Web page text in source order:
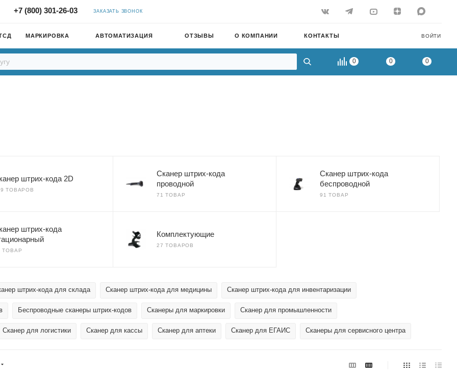
+7 (800) 301-26-03 ЗАКАЗАТЬ ЗВОНОК
ВОЙТИ
МАРКИРОВКА АВТОМАТИЗАЦИЯ ОТЗЫВЫ О КОМПАНИИ КОНТАКТЫ
0 0 0
штрих-кода 2D
ТОВАРОВ
Сканер штрих-кода
проводной
71 ТОВАР
Сканер штрих-кода
беспроводной
91 ТОВАР
штрих-кода
ТОВАР
Комплектующие
27 ТОВАРОВ
штрих-кода для склада Сканер штрих-кода для медицины Сканер штрих-кода для инвентаризации
Беспроводные сканеры штрих-кодов Сканеры для маркировки Сканер для промышленности
Сканер для логистики Сканер для кассы Сканер для аптеки Сканер для ЕГАИС Сканеры для сервисного центра